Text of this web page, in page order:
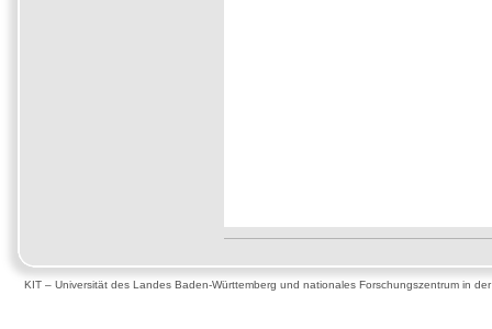
KIT – Universität des Landes Baden-Württemberg und nationales Forschungszentrum in